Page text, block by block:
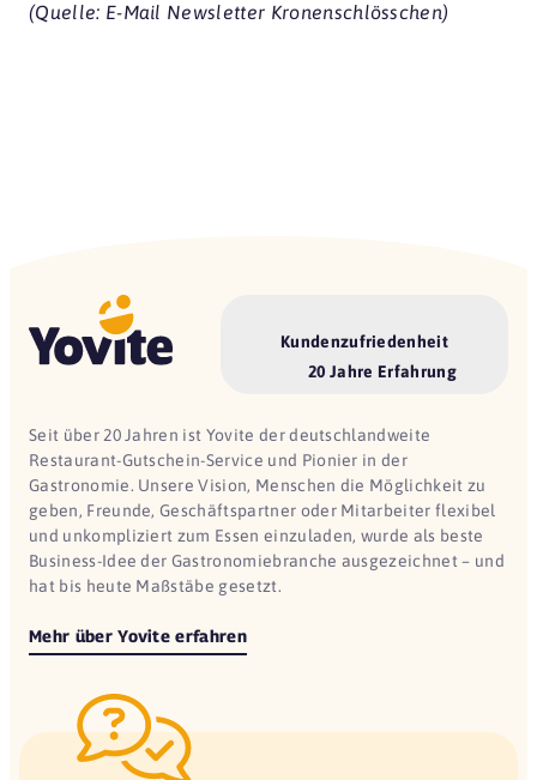
(Quelle: E-Mail Newsletter Kronenschlösschen)
Kundenzufriedenheit
20 Jahre Erfahrung
Seit über 20 Jahren ist Yovite der deutschlandweite
Restaurant-Gutschein-Service und Pionier in der
Gastronomie. Unsere Vision, Menschen die Möglichkeit zu
geben, Freunde, Geschäftspartner oder Mitarbeiter flexibel
und unkompliziert zum Essen einzuladen, wurde als beste
Business-Idee der Gastronomiebranche ausgezeichnet – und
hat bis heute Maßstäbe gesetzt.
Mehr über Yovite erfahren